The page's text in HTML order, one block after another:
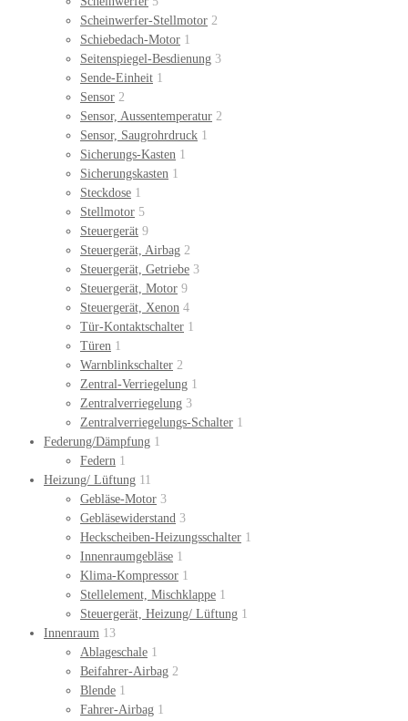
Scheinwerfer-Stellmotor 2
Schiebedach-Motor 1
Seitenspiegel-Besdienung 3
Sende-Einheit 1
Sensor 2
Sensor, Aussentemperatur 2
Sensor, Saugrohrdruck 1
Sicherungs-Kasten 1
Sicherungskasten 1
Steckdose 1
Stellmotor 5
Steuergerät 9
Steuergerät, Airbag 2
Steuergerät, Getriebe 3
Steuergerät, Motor 9
Steuergerät, Xenon 4
Tür-Kontaktschalter 1
Türen 1
Warnblinkschalter 2
Zentral-Verriegelung 1
Zentralverriegelung 3
Zentralverriegelungs-Schalter 1
Federung/Dämpfung 1
Federn 1
Heizung/ Lüftung 11
Gebläse-Motor 3
Gebläsewiderstand 3
Heckscheiben-Heizungsschalter 1
Innenraumgebläse 1
Klima-Kompressor 1
Stellelement, Mischklappe 1
Steuergerät, Heizung/ Lüftung 1
Innenraum 13
Ablageschale 1
Beifahrer-Airbag 2
Blende 1
Fahrer-Airbag 1